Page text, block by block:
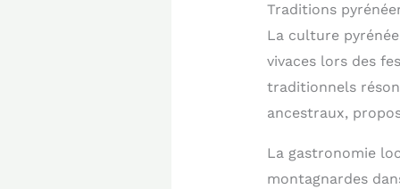
Traditions
La culture
vivaces lors des
traditionnels
ancestraux,
La gastronomie
montagnardes